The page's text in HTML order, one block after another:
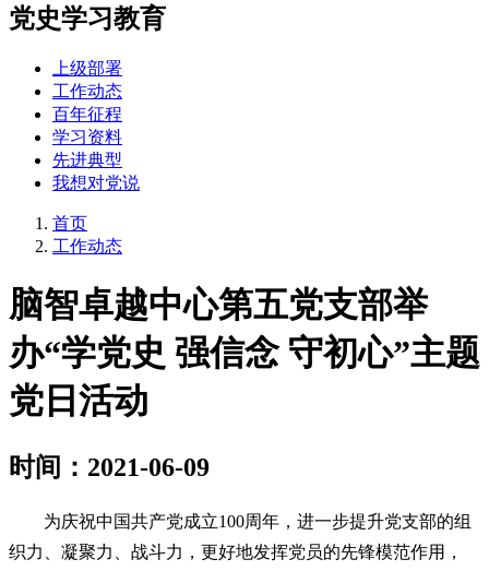
党史学习教育
上级部署
工作动态
百年征程
学习资料
先进典型
我想对党说
首页
工作动态
脑智卓越中心第五党支部举
办“学党史 强信念 守初心”主题
党日活动
时间：2021-06-09
为庆祝中国共产党成立100周年，进一步提升党支部的组
织力、凝聚力、战斗力，更好地发挥党员的先锋模范作用，